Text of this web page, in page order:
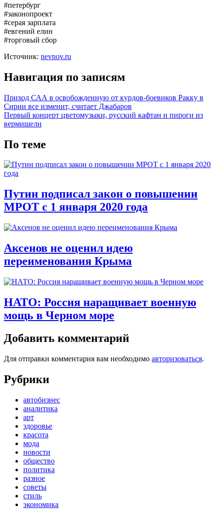
#петербург
#законопроект
#серая зарплата
#евгений елин
#торговый сбор
Источник: nevnov.ru
Навигация по записям
Приход САА в освобожденную от курдов-боевиков Ракку в
Сирии все изменит, считает Джабаров
Первый концерт цветомузыки, русский кафтан и пироги из
вермишели
По теме
Путин подписал закон о повышении
МРОТ с 1 января 2020 года
Аксенов не оценил идею
переименования Крыма
НАТО: Россия наращивает военную
мощь в Черном море
Добавить комментарий
Для отправки комментария вам необходимо авторизоваться.
Рубрики
автобизнес
аналитика
арт
здоровье
красота
мода
новости
общество
политика
разное
советы
стиль
экономика